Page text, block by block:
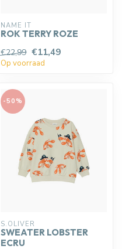
NAME IT
ROK TERRY ROZE
€22,99 €11,49
Op voorraad
-50%
S.OLIVER
SWEATER LOBSTER
ECRU